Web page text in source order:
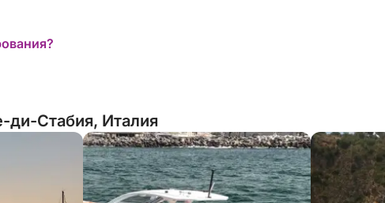
ди-Стабия, Италия